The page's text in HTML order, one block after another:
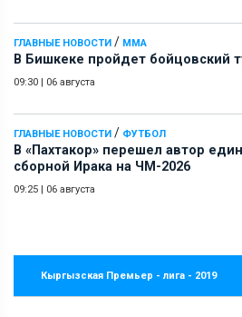
ГЛАВНЫЕ НОВОСТИ / ММА
В Бишкеке пройдет бойцовский
09:30 | 06 августа
ГЛАВНЫЕ НОВОСТИ / ФУТБОЛ
В «Пахтакор» перешел автор
сборной Ирака на ЧМ-2026
09:25 | 06 августа
Кыргызская Премьер - лига - 2019